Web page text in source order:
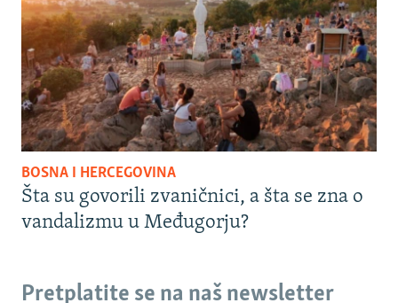
BOSNA I HERCEGOVINA
Šta su govorili zvaničnici, a šta se zna o
vandalizmu u Međugorju?
Pretplatite se na naš newsletter